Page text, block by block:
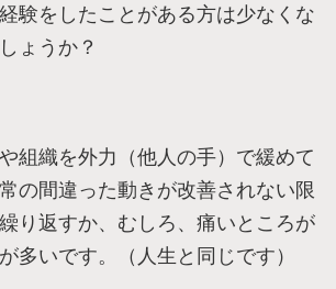
験をしたことがある方は少なくな
ょうか？
組織を外力（他人の手）で緩めて
の間違った動きが改善されない限
り返すか、むしろ、痛いところが
多いです。（人生と同じです）